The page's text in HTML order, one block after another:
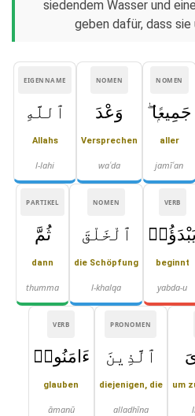
siedendem Wasser und
geben dafür, dass sie
NOMEN
جَمِيعًۭا ۖ
aller
jamīʿan
NOMEN
وَعْدَ
Versprechen
waʿda
EIGENNAME
ٱللَّهِ
Allahs
l-lahi
VERB
beginnt
yabda-u
NOMEN
ٱلْخَلْقَ
die Schöpfung
l-khalqa
PARTIKEL
ثُمَّ
dann
thumma
um
PRONOMEN
ٱلَّذِينَ
diejenigen, die
alladhīna
VERB
ءَامَنُوا۟
glauben
āmanū